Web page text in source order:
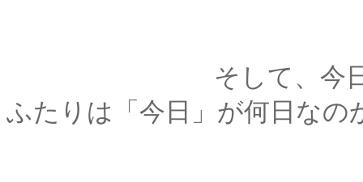
そして、今日は今日
ふたりは「今日」が何日なの